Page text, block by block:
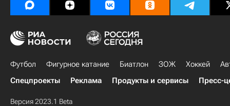
Футбол Фигурное катание Биатлон ЗОЖ Хоккей
Спецпроекты
Реклама Продукты и сервисы Пресс-
Версия 2023.1 Beta